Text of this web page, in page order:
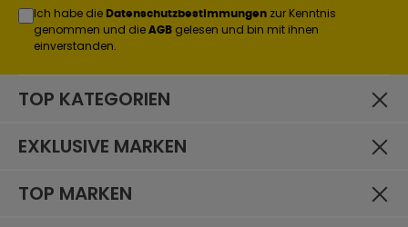
Einsatzbereich:
Touring, Urban / City
100% Polyester. Festes Futter: 90% Polyester, 10%
Ich habe die Datenschutzbestimmungen zur Kenntnis
genommen und die AGB gelesen und bin mit ihnen
einverstanden.
TOP KATEGORIEN
EXKLUSIVE MARKEN
TOP MARKEN